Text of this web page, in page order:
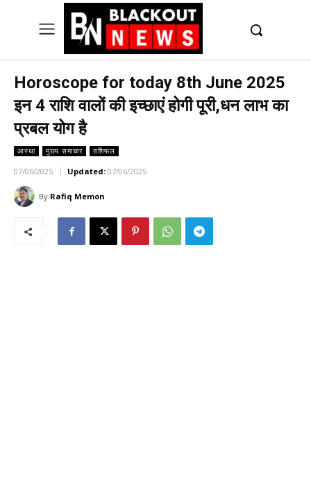
Horoscope for today 8th June 2025
इन 4 राशि वालों की इच्छाएं होगी पूरी,धन लाभ का
प्रबल योग है
आस्था मुख्य समाचार राशिफल
07/06/2025 Updated: 07/06/2025
By Rafiq Memon